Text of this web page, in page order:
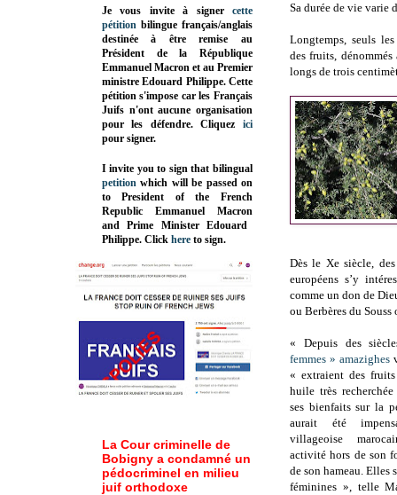
Sa durée de vie varie
Longtemps, seuls
des fruits,
longs de trois
Dès le Xe siècle,
européens s’y
comme un don de
ou Berbères du
« Depuis des
femmes » amazighes
« extraient des
huile très
ses bienfaits sur la
aurait été
villageoise
activité hors de son
de son hameau. Elles
féminines », telle
Je vous invite à signer cette
pétition bilingue français/anglais
destinée à être remise au
Président de la République
Emmanuel Macron et au Premier
ministre Edouard Philippe. Cette
pétition s'impose car les Français
Juifs n'ont aucune organisation
pour les défendre. Cliquez
ici
pour signer.
I invite you to sign that bilingual
petition which will be passed on
to President of the French
Republic Emmanuel Macron
and Prime MinisterEdouard
Philippe. Click here to sign.
La Cour criminelle de
Bobigny a condamné un
pédocriminel en milieu
juif orthodoxe